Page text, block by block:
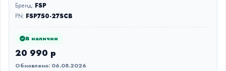
Бренд: FSP
PN: FSP750-27SCB
В наличии
20 990 р
Обновлено: 06.08.2026